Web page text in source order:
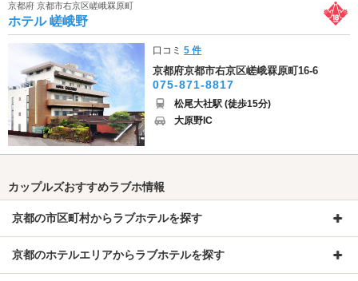
京都府 京都市右京区嵯峨罧原町
ホテル 嵯峨野
口コミ5 件
京都府京都市右京区嵯峨罧原町16-6
075-871-8817
松尾大社駅 (徒歩15分)
大原野IC
カップルズおすすめラブホ情報
京都の市区町村からラブホテルを探す
京都のホテルエリアからラブホテルを探す